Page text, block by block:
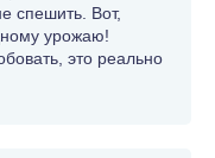
спешить. Вот,
урожаю!
это реально